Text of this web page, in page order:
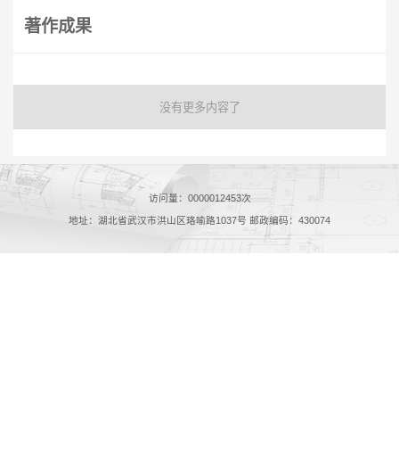
著作成果
没有更多内容了
访问量： 0000012453次
地址：湖北省武汉市洪山区珞喻路1037号 邮政编码：430074